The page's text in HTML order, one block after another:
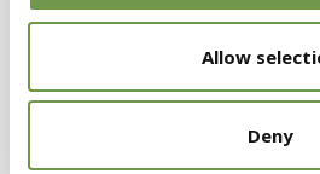
Allow
Deny